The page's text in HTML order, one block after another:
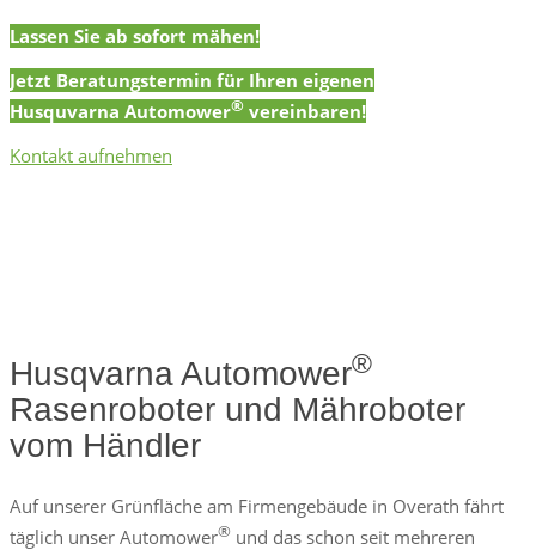
Lassen Sie ab sofort mähen!
Jetzt Beratungstermin für Ihren eigenen
Husquvarna Automower® vereinbaren!
Kontakt aufnehmen
Husqvarna Automower®
Rasenroboter und Mähroboter
vom Händler
Auf unserer Grünfläche am Firmengebäude in Overath fährt
täglich unser Automower® und das schon seit mehreren